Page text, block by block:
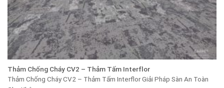
Thảm Chống Cháy CV2 – Thảm Tấm Interflor
Thảm Chống Cháy CV2 – Thảm Tấm Interflor Giải Pháp Sàn An Toàn